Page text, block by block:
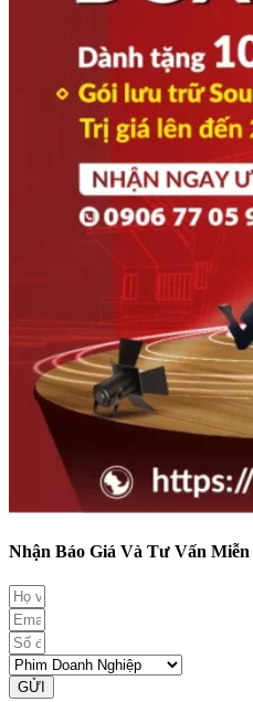
Nhận Báo Giá Và Tư Vấn Miễn
GỬI